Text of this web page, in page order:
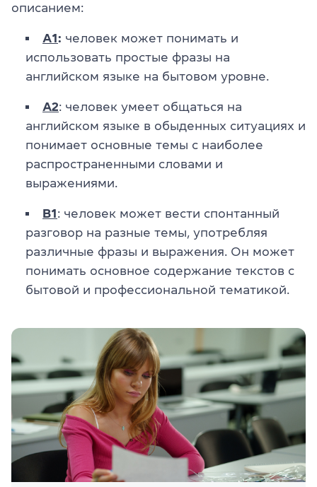
описанием:
A1: человек может понимать и
использовать простые фразы на
английском языке на бытовом уровне.
A2: человек умеет общаться на
английском языке в обыденных ситуациях и
понимает основные темы с наиболее
распространенными словами и
выражениями.
B1: человек может вести спонтанный
разговор на разные темы, употребляя
различные фразы и выражения. Он может
понимать основное содержание текстов с
бытовой и профессиональной тематикой.